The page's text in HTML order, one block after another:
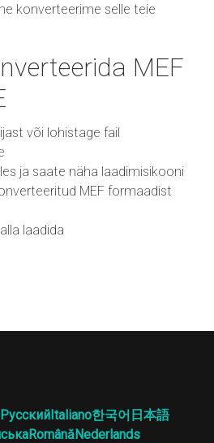
konverteerime selle teie
MEF
või lohistage fail
ja saate näha laadimisikooni
MEF formaadist
laadida
РусскийItaliano한국어 日本語
RomânăNederlands